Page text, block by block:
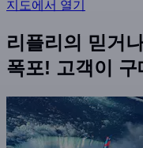
지도에서 열기
리플리의 믿거
폭포! 고객이 구